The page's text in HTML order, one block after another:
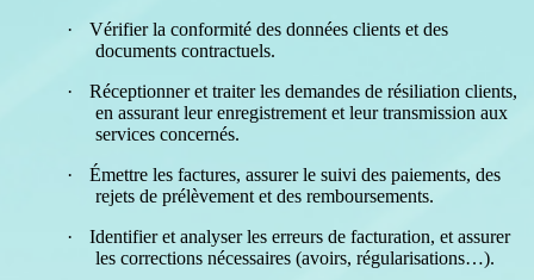
·
Vérifier la conformité des données clients et des
documents contractuels.
·
Réceptionner et traiter les demandes de résiliation clients,
en assurant leur enregistrement et leur transmission aux
services concernés.
·
Émettre les factures, assurer le suivi des paiements, des
rejets de prélèvement et des remboursements.
·
Identifier et analyser les erreurs de facturation, et assurer
les corrections nécessaires (avoirs, régularisations…).